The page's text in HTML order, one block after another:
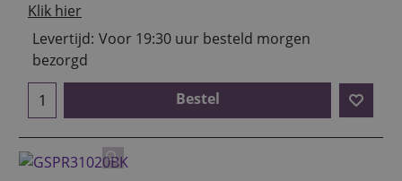
Klik hier
Levertijd: Voor 19:30 uur besteld morgen
bezorgd
Bestel